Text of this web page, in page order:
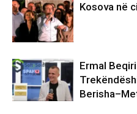
Kosova në
Ermal